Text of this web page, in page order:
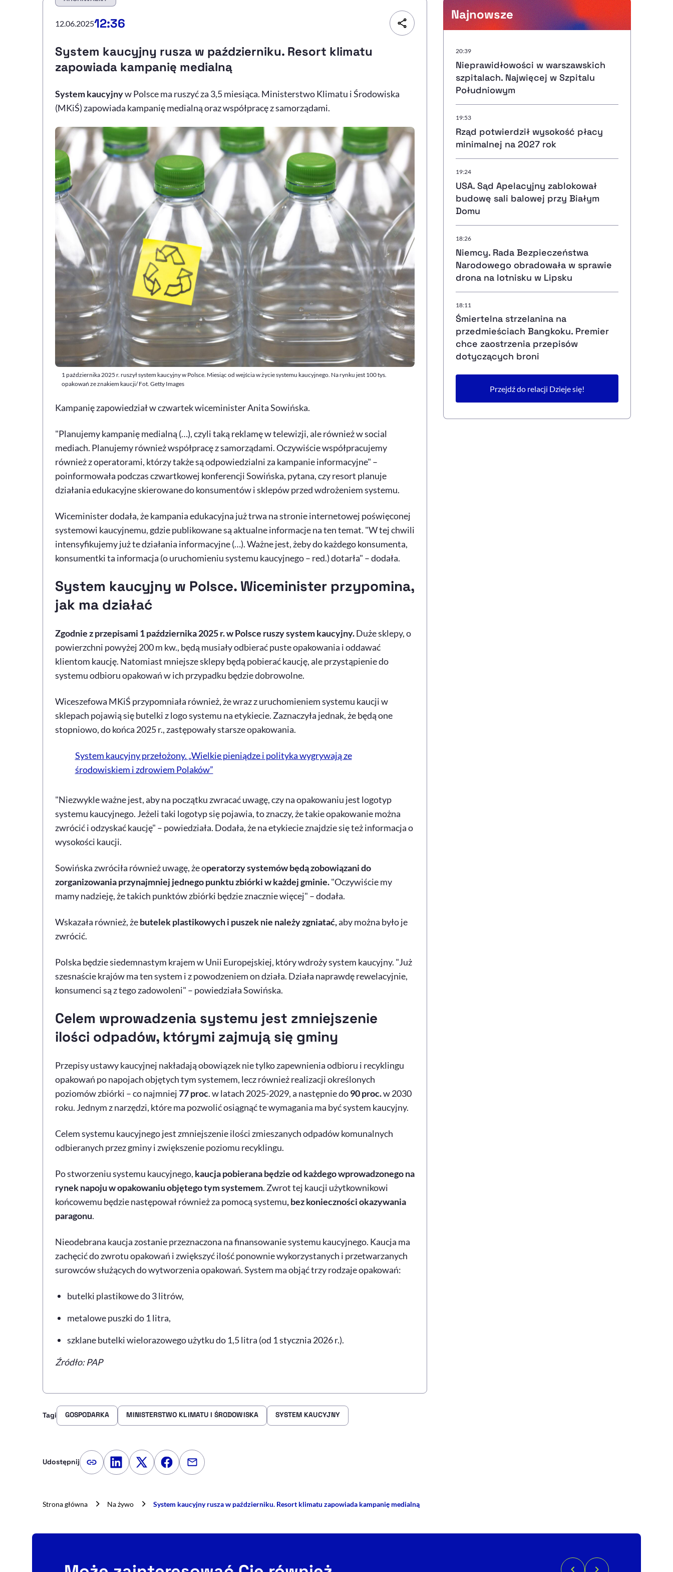
Ułatwienia dostępności wspierają:
Sprawdź, jak i dlaczego zwiększamy dostępność
Deklaracja dostępności, otwiera się w nowym oknie
Zgłoś problem
12.06.202512:36
System kaucyjny rusza w październiku. Resort klimatu
zapowiada kampanię medialną
System kaucyjnyw Polsce ma ruszyć za 3,5 miesiąca. Ministerstwo Klimatu i Środowiska
(MKiŚ) zapowiada kampanię medialną oraz współpracę z samorządami.
1 października 2025 r. ruszył system kaucyjny w Polsce. Miesiąc od wejścia w życie systemu kaucyjnego. Na rynku jest 100 tys.
opakowań ze znakiem kaucji/ Fot. Getty Images
Kampanię zapowiedział w czwartek wiceminister Anita Sowińska.
"Planujemy kampanię medialną (…), czyli taką reklamę w telewizji, ale również w social
mediach. Planujemy również współpracę z samorządami. Oczywiście współpracujemy
również z operatorami, którzy także są odpowiedzialni za kampanie informacyjne" –
poinformowała podczas czwartkowej konferencji Sowińska, pytana, czy resort planuje
działania edukacyjne skierowane do konsumentów i sklepów przed wdrożeniem systemu.
Wiceminister dodała, że kampania edukacyjna już trwa na stronie internetowej poświęconej
systemowi kaucyjnemu, gdzie publikowane są aktualne informacje na ten temat. "W tej chwili
intensyfikujemy już te działania informacyjne (…). Ważne jest, żeby do każdego konsumenta,
konsumentki ta informacja (o uruchomieniu systemu kaucyjnego – red.) dotarła" – dodała.
System kaucyjny w Polsce. Wiceminister przypomina,
jak ma działać
Zgodnie z przepisami 1 października 2025 r. w Polsce ruszy system kaucyjny.Duże sklepy, o
powierzchni powyżej 200 m kw., będą musiały odbierać puste opakowania i oddawać
klientom kaucję. Natomiast mniejsze sklepy będą pobierać kaucję, ale przystąpienie do
systemu odbioru opakowań w ich przypadku będzie dobrowolne.
Wiceszefowa MKiŚ przypomniała również, że wraz z uruchomieniem systemu kaucji w
sklepach pojawią się butelki z logo systemu na etykiecie. Zaznaczyła jednak, że będą one
stopniowo, do końca 2025 r., zastępowały starsze opakowania.
System kaucyjny przełożony. „Wielkie pieniądze i polityka wygrywają ze
środowiskiem i zdrowiem Polaków”
"Niezwykle ważne jest, aby na początku zwracać uwagę, czy na opakowaniu jest logotyp
systemu kaucyjnego. Jeżeli taki logotyp się pojawia, to znaczy, że takie opakowanie można
zwrócić i odzyskać kaucję" – powiedziała. Dodała, że na etykiecie znajdzie się też informacja o
wysokości kaucji.
Sowińska zwróciła również uwagę, że operatorzy systemów będą zobowiązani do
zorganizowania przynajmniej jednego punktu zbiórki w każdej gminie."Oczywiście my
mamy nadzieję, że takich punktów zbiórki będzie znacznie więcej" – dodała.
Wskazała również, żebutelek plastikowych i puszek nie należy zgniatać,aby można było je
zwrócić.
Polska będzie siedemnastym krajem w Unii Europejskiej, który wdroży system kaucyjny. "Już
szesnaście krajów ma ten system i z powodzeniem on działa. Działa naprawdę rewelacyjnie,
konsumenci są z tego zadowoleni" – powiedziała Sowińska.
Celem wprowadzenia systemu jest zmniejszenie
ilości odpadów, którymi zajmują się gminy
Przepisy ustawy kaucyjnej nakładają obowiązek nie tylko zapewnienia odbioru i recyklingu
opakowań po napojach objętych tym systemem, lecz również realizacji określonych
poziomów zbiórki – co najmniej77 proc. w latach 2025-2029, a następnie do90 proc.w 2030
roku. Jednym z narzędzi, które ma pozwolić osiągnąć te wymagania ma być system kaucyjny.
Celem systemu kaucyjnego jest zmniejszenie ilości zmieszanych odpadów komunalnych
odbieranych przez gminy i zwiększenie poziomu recyklingu.
Po stworzeniu systemu kaucyjnego, kaucja pobierana będzie od każdego wprowadzonego na
rynek napoju w opakowaniu objętego tym systemem. Zwrot tej kaucji użytkownikowi
końcowemu będzie następował również za pomocą systemu, bez konieczności okazywania
paragonu.
Nieodebrana kaucja zostanie przeznaczona na finansowanie systemu kaucyjnego. Kaucja ma
zachęcić do zwrotu opakowań i zwiększyć ilość ponownie wykorzystanych i przetwarzanych
surowców służących do wytworzenia opakowań. System ma objąć trzy rodzaje opakowań:
butelki plastikowe do 3 litrów,
metalowe puszki do 1 litra,
szklane butelki wielorazowego użytku do 1,5 litra (od 1 stycznia 2026 r.).
Źródło: PAP
Najnowsze
20:39
Nieprawidłowości w warszawskich
szpitalach. Najwięcej w Szpitalu
Południowym
19:53
Rząd potwierdził wysokość płacy
minimalnej na 2027 rok
19:24
USA. Sąd Apelacyjny zablokował
budowę sali balowej przy Białym
Domu
18:26
Niemcy. Rada Bezpieczeństwa
Narodowego obradowała w sprawie
drona na lotnisku w Lipsku
18:11
Śmiertelna strzelanina na
przedmieściach Bangkoku. Premier
chce zaostrzenia przepisów
dotyczących broni
Przejdź do relacji Dzieje się!
Tagi GOSPODARKA MINISTERSTWO KLIMATU I ŚRODOWISKA SYSTEM KAUCYJNY
Udostępnij Kopiuj link artykułu
Udostępnij na LinkedIn
Udostępnij na Twitterze
Udostępnij na Facebooku
Udostępnij przez e-mail
Strona główna Na żywo System kaucyjny rusza w październiku. Resort klimatu zapowiada kampanię medialną